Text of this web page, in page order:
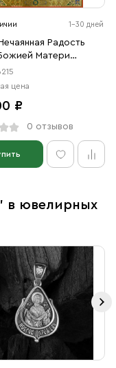
1-30 дней
Радость
Матери
цена
₽
0 отзывов
в ювелирных